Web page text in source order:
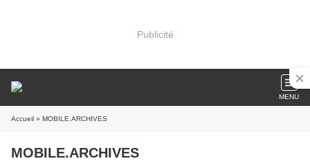
Publicité
MENU
Accueil » MOBILE.ARCHIVES
MOBILE.ARCHIVES